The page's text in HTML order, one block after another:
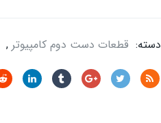
دسته: قطعات دست دوم کامپیوتر ,